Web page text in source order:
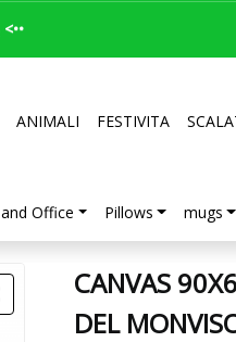
<••
ANIMALI FESTIVITA
Office Pillows mugs
CANVAS
DEL